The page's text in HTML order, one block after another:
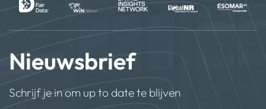
Nieuwsbrief
Schrijf je in om up to date te blijven